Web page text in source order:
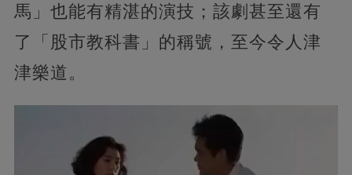
馬」也能有精湛的演技；該劇甚至還有
了「股市教科書」的稱號，至今令人津
津樂道。